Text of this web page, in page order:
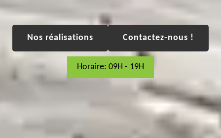
Nos réalisations Contactez-nous !
Horaire: 09H - 19H